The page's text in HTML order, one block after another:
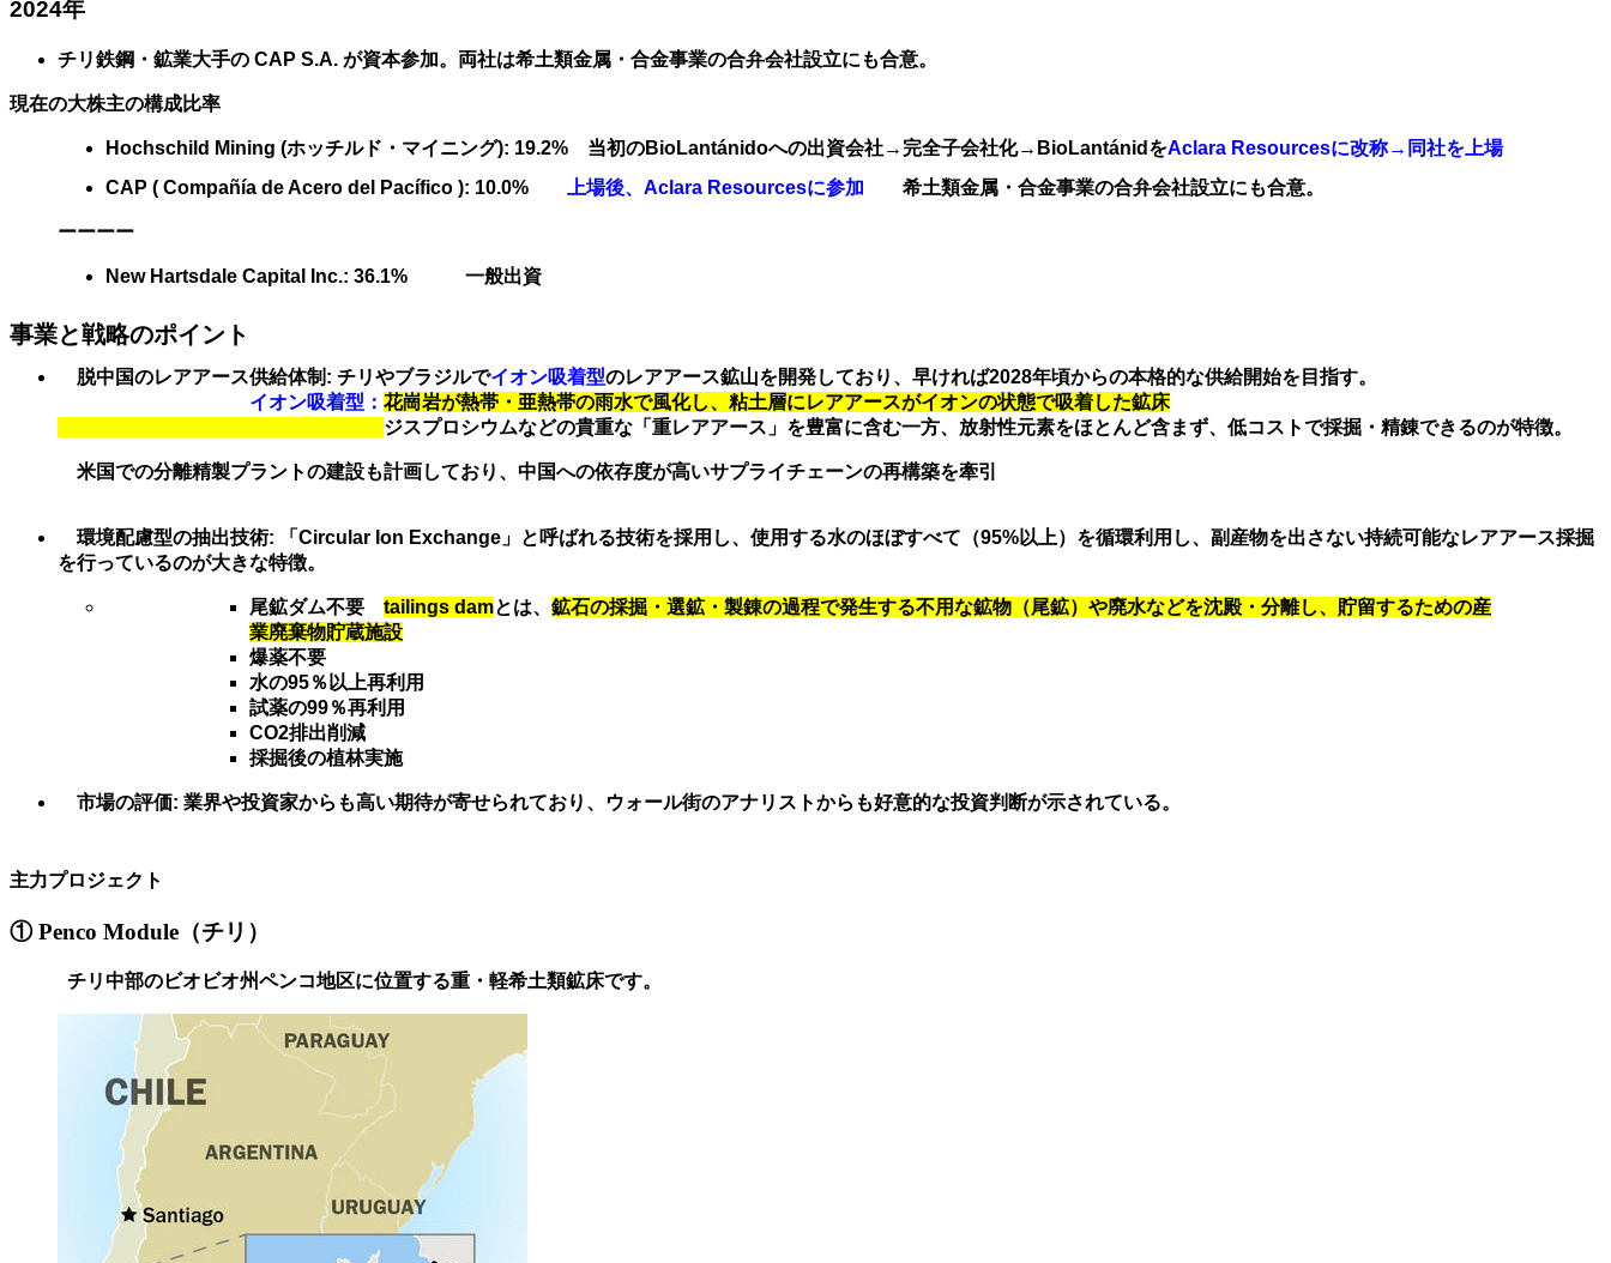
2024年
チリ鉄鋼・鉱業大手の CAP S.A. が資本参加。 両社は希土類金属・合金事業の合弁会社設立にも合意。
現在の大株主の構成比率
Hochschild Mining (ホッチルド・マイニング): 19.2% 当初のBioLantánidoへの出資会社→完全子会社化→BioLantánidをAclara Resourcesに改称→同社を上場
CAP ( Compañía de Acero del Pacífico ): 10.0% 上場後、Aclara Resourcesに参加 希土類金属・合金事業の合弁会社設立にも合意。
ーーーー
New Hartsdale Capital Inc.: 36.1% 一般出資
事業と戦略のポイント
脱中国のレアアース供給体制 : チリやブラジルでイオン吸着型のレアアース鉱山を開発しており、早ければ2028年頃からの本格的な供給開始を目指す。
イオン吸着型： 花崗岩が熱帯・亜熱帯の雨水で風化し、粘土層にレアアースがイオンの状態で吸着した鉱床
ジスプロシウムなどの貴重な「重レアアース」を豊富に含む一方、放射性元素をほとんど含まず、低コストで採掘・精錬できるのが特徴。
米国での分離精製プラントの建設も計画しており、中国への依存度が高いサプライチェーンの再構築を牽引
環境配慮型の抽出技術: 「Circular Ion Exchange」と呼ばれる技術を採用し、使用する水のほぼすべて（95%以上）を循環利用し、副産物を出さない持続可能なレアアース採掘
を行っているのが大きな特徴。
尾鉱ダム不要 tailings damとは、 鉱石の採掘・選鉱・製錬の過程で発生する不用な鉱物（尾鉱）や廃水などを沈殿・分離し、貯留するための産
業廃棄物貯蔵施設
爆薬不要
水の95％以上再利用
試薬の99％再利用
CO2排出削減
採掘後の植林実施
市場の評価: 業界や投資家からも高い期待が寄せられており、ウォール街のアナリストからも好意的な投資判断が示されている。
主力プロジェクト
① Penco Module（チリ）
チリ中部のビオビオ州ペンコ地区に位置する重・軽希土類鉱床です。